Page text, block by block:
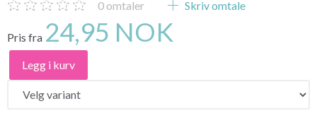
0 omtaler Skriv omtale
Pris fra 24,95 NOK
Legg i kurv